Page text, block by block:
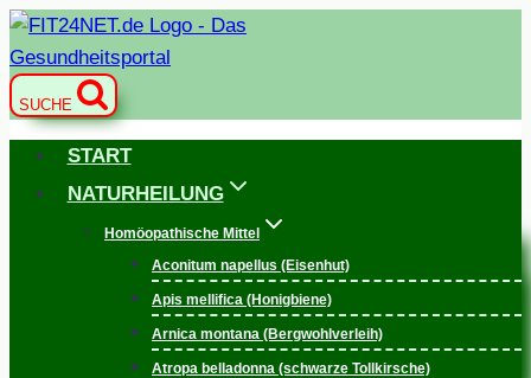
Zum
Inhalt
springen
SUCHE
START
NATURHEILUNG
Homöopathische Mittel
Aconitum napellus (Eisenhut)
Apis mellifica (Honigbiene)
Arnica montana (Bergwohlverleih)
Atropa belladonna (schwarze Tollkirsche)